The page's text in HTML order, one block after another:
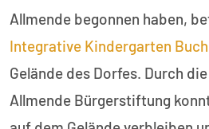
Allmende begonnen haben,
Integrative Kindergarten
Gelände des Dorfes. Durch
Allmende Bürgerstiftung